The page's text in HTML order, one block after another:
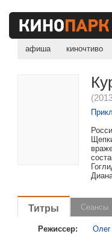
афиша киночтиво
Титры Сеансы
Режиссер: